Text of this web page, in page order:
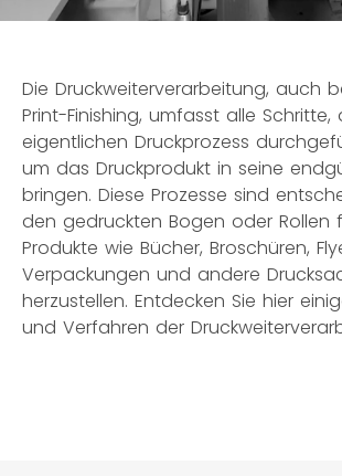
Die Druckweiterverarbeitung, auch
Print-Finishing, umfasst alle
eigentlichen Druckprozess
um das Druckprodukt in seine
bringen. Diese Prozesse sind
den gedruckten Bogen oder Rollen
Produkte wie Bücher, Broschüren,
Verpackungen und andere
herzustellen. Entdecken Sie hier
und Verfahren der